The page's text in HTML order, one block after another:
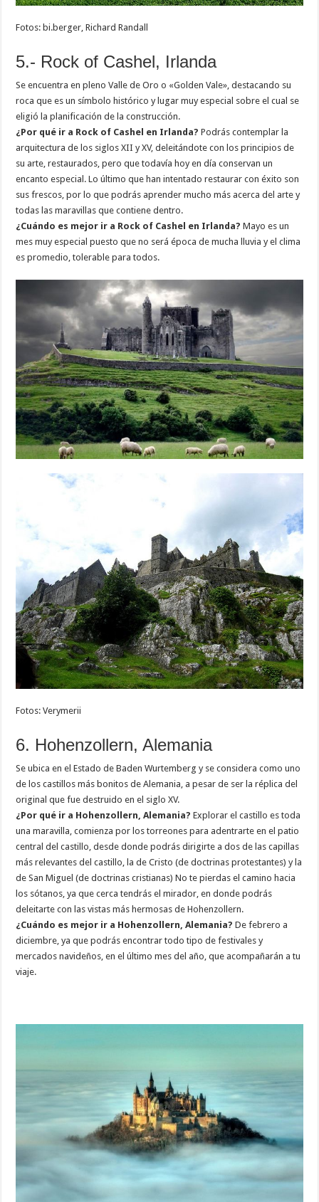
Fotos: bi.berger, Richard Randall
5.- Rock of Cashel, Irlanda
Se encuentra en pleno Valle de Oro o «Golden Vale», destacando su
roca que es un símbolo histórico y lugar muy especial sobre el cual se
eligió la planificación de la construcción.
¿Por qué ir a Rock of Cashel en Irlanda?Podrás contemplar la
arquitectura de los siglos XII y XV, deleitándote con los principios de
su arte, restaurados, pero que todavía hoy en día conservan un
encanto especial. Lo último que han intentado restaurar con éxito son
sus frescos, por lo que podrás aprender mucho más acerca del arte y
todas las maravillas que contiene dentro.
¿Cuándo es mejor ir a Rock of Cashel en Irlanda?Mayo es un
mes muy especial puesto que no será época de mucha lluvia y el clima
es promedio, tolerable para todos.
Fotos: Verymerii
6. Hohenzollern, Alemania
Se ubica en el Estado de Baden Wurtemberg y se considera como uno
de los castillos más bonitos de Alemania, a pesar de ser la réplica del
original que fue destruido en el siglo XV.
¿Por qué ir a Hohenzollern, Alemania?Explorar el castillo es toda
una maravilla, comienza por los torreones para adentrarte en el patio
central del castillo, desde donde podrás dirigirte a dos de las capillas
más relevantes del castillo, la de Cristo (de doctrinas protestantes) y la
de San Miguel (de doctrinas cristianas) No te pierdas el camino hacia
los sótanos, ya que cerca tendrás el mirador, en donde podrás
deleitarte con las vistas más hermosas de Hohenzollern.
¿Cuándo es mejor ir a Hohenzollern, Alemania?De febrero a
diciembre, ya que podrás encontrar todo tipo de festivales y
mercados navideños, en el último mes del año, que acompañarán a tu
viaje.